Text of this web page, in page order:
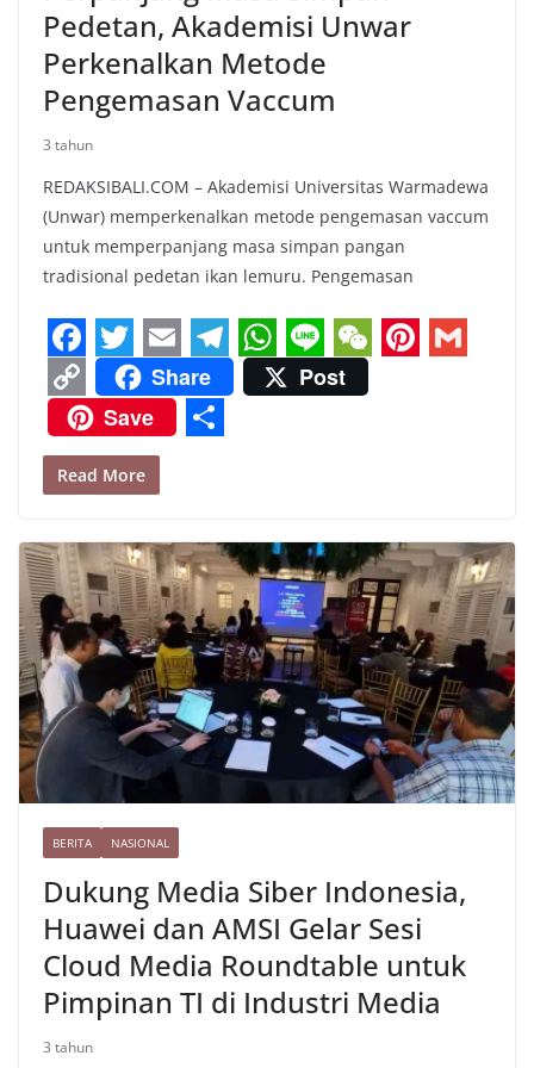
Pedetan, Akademisi Unwar
Perkenalkan Metode
Pengemasan Vaccum
3 tahun
REDAKSIBALI.COM – Akademisi Universitas Warmadewa
(Unwar) memperkenalkan metode pengemasan vaccum
untuk memperpanjang masa simpan pangan
tradisional pedetan ikan lemuru. Pengemasan
F
a
c
e
o
o
k
T
w
i
t
e
r
E
m
a
i
T
e
l
r
a
m
W
h
A
p
p
L
i
W
e
t r
e
s
t
C
o
p
y
L
i
n
k
Share
Post
Save
a
r
e
Read More
BERITA NASIONAL
Dukung Media Siber Indonesia,
Huawei dan AMSI Gelar Sesi
Cloud Media Roundtable untuk
Pimpinan TI di Industri Media
3 tahun